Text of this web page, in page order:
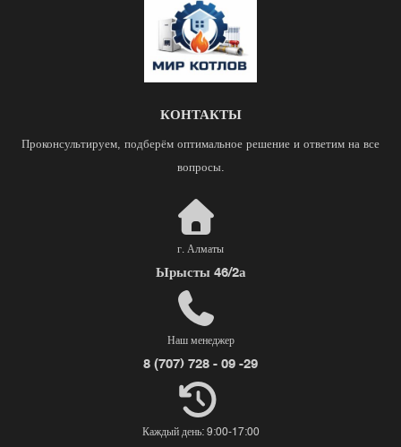
КОНТАКТЫ
Проконсультируем, подберём оптимальное решение и ответим на все
вопросы.
г. Алматы
Ырысты 46/2а
Наш менеджер
8 (707) 728 - 09 -29
Каждый день: 9:00-17:00